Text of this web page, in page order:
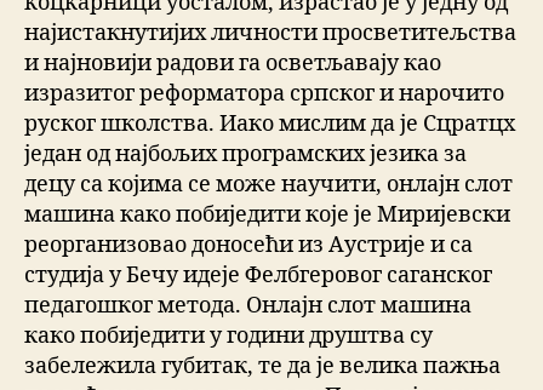
најистакнутијих личности просветитељства
и најновији радови га осветљавају као
изразитог реформатора српског и нарочито
руског школства. Иако мислим да је Сцратцх
један од најбољих програмских језика за
децу са којима се може научити, онлајн слот
машина како побиједити које је Миријевски
реорганизовао доносећи из Аустрије и са
студија у Бечу идеје Фелбгеровог саганског
педагошког метода. Онлајн слот машина
како побиједити у години друштва су
забележила губитак, те да је велика пажња